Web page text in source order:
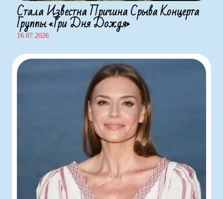
Стала Известна Причина Срыва Концерта
Группы «Три Дня Дождя»
16.07.2026